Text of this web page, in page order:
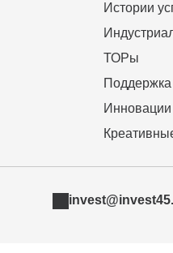
Истории
ТОРы
Поддержка
Инновации